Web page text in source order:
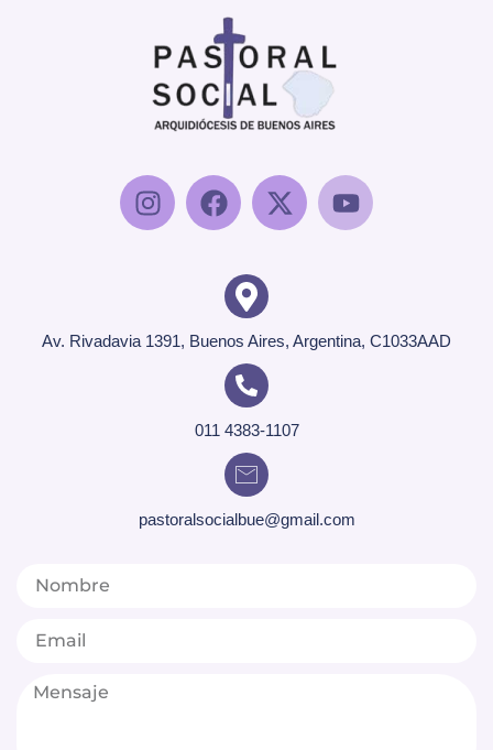
Av. Rivadavia 1391, Buenos Aires, Argentina, C1033AAD
011 4383-1107
pastoralsocialbue@gmail.com